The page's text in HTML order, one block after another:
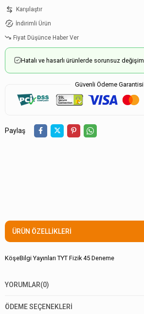
Karşılaştır
İndirimli Ürün
Fiyat Düşünce Haber Ver
Hatalı ve hasarlı ürünlerde sorunsuz değişim
Güvenli Ödeme Garantisi
Paylaş
ÜRÜN ÖZELLIKLERI
KöşeBilgi Yayınları TYT Fizik 45 Deneme
YORUMLAR(0)
ÖDEME SEÇENEKLERI